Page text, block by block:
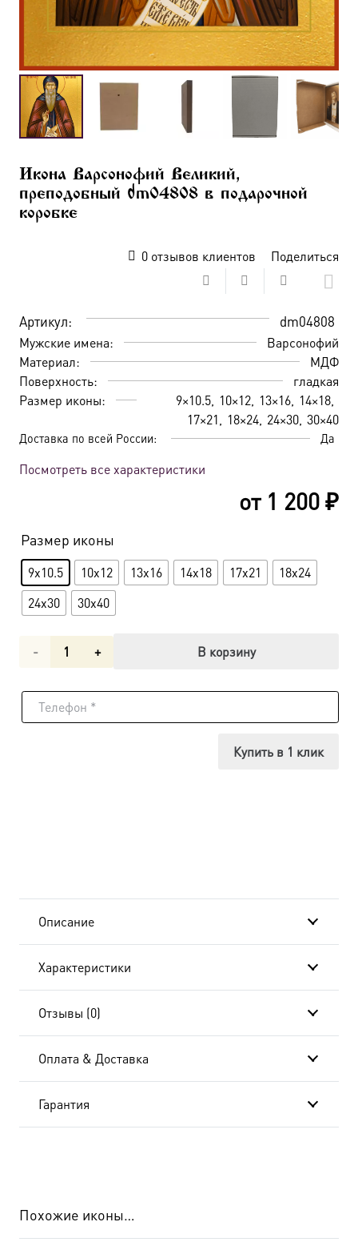
Икона Варсонофий Великий,
преподобный dm04808 в подарочной
коробке
0отзывов клиентов Поделиться
Артикул: dm04808
Мужские имена:
Варсонофий
Материал:
МДФ
Поверхность:
гладкая
Размер иконы:
9×10.5 10×12 13×16 14×18
17×21
18×24 24×30 30×40
Доставка по всей России: Да
Посмотреть все характеристики
от 1 200₽
Размер иконы
9x10.5 10x12 13x16 14x18 17x21
18x24
24x30
30x40
Количество
Икона
В корзину
Купить в 1 клик
Описание
Характеристики
Отзывы (0)
Оплата & Доставка
Гарантия
Похожие иконы…